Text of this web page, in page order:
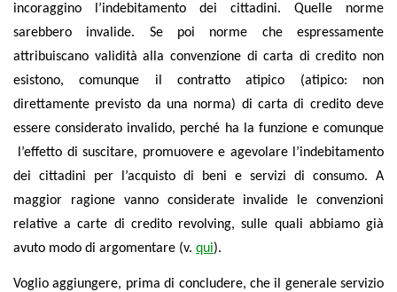
incoraggino l’indebitamento dei cittadini. Quelle norme
sarebbero invalide. Se poi norme che espressamente
attribuiscano validità alla convenzione di carta di credito non
esistono, comunque il contratto atipico (atipico: non
direttamente previsto da una norma) di carta di credito deve
essere considerato invalido, perché ha la funzione e comunque
l’effetto di suscitare, promuovere e agevolare l’indebitamento
dei cittadini per l’acquisto di beni e servizi di consumo. A
maggior ragione vanno considerate invalide le convenzioni
relative a carte di credito revolving, sulle quali abbiamo già
avuto modo di argomentare (v. qui).
Voglio aggiungere, prima di concludere, che il generale servizio